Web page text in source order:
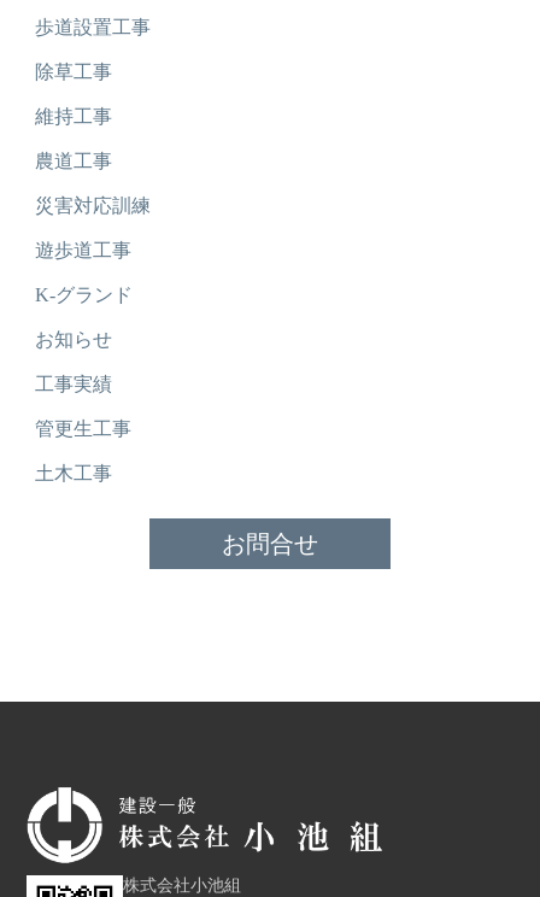
歩道設置工事
除草工事
維持工事
農道工事
災害対応訓練
遊歩道工事
K-グランド
お知らせ
工事実績
管更生工事
土木工事
お問合せ
株式会社小池組